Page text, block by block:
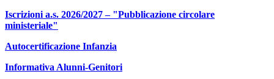
Iscrizioni a.s. 2026/2027 – "Pubblicazione circolare
ministeriale"
Autocertificazione Infanzia
Informativa Alunni-Genitori